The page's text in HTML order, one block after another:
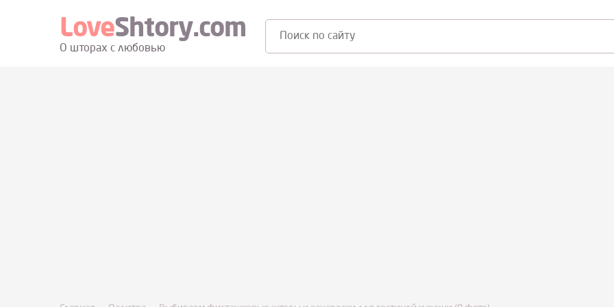
LoveShtory.com
О шторах с любовью